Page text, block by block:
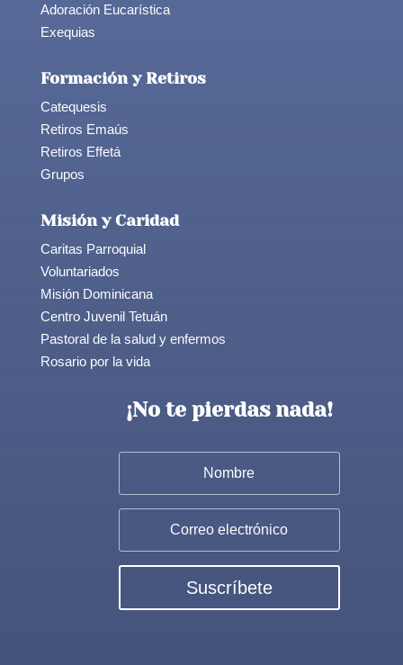
Adoración Eucarística
Exequias
Formación y Retiros
Catequesis
Retiros Emaús
Retiros Effetá
Grupos
Misión y Caridad
Caritas Parroquial
Voluntariados
Misión Dominicana
Centro Juvenil Tetuán
Pastoral de la salud y enfermos
Rosario por la vida
¡No te pierdas nada!
Suscríbete